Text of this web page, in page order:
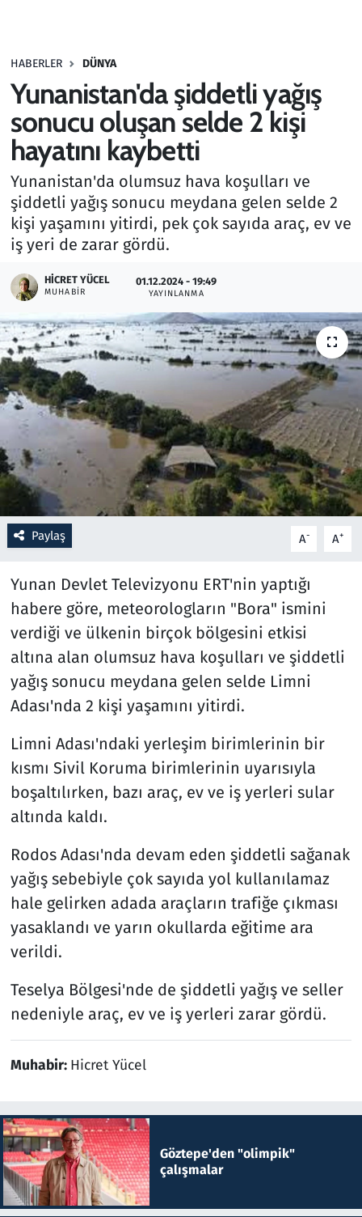
HABERLER DÜNYA
Yunanistan'da şiddetli yağış
sonucu oluşan selde 2 kişi
hayatını kaybetti
Yunanistan'da olumsuz hava koşulları ve
şiddetli yağış sonucu meydana gelen selde 2
kişi yaşamını yitirdi, pek çok sayıda araç, ev ve
iş yeri de zarar gördü.
HICRET YÜCEL
MUHABIR
01.12.2024 - 19:49
YAYINLANMA
Paylaş A- A+
Yunan Devlet Televizyonu ERT'nin yaptığı
habere göre, meteorologların "Bora" ismini
verdiği ve ülkenin birçok bölgesini etkisi
altına alan olumsuz hava koşulları ve şiddetli
yağış sonucu meydana gelen selde Limni
Adası'nda 2 kişi yaşamını yitirdi.
Limni Adası'ndaki yerleşim birimlerinin bir
kısmı Sivil Koruma birimlerinin uyarısıyla
boşaltılırken, bazı araç, ev ve iş yerleri sular
altında kaldı.
Rodos Adası'nda devam eden şiddetli sağanak
yağış sebebiyle çok sayıda yol kullanılamaz
hale gelirken adada araçların trafiğe çıkması
yasaklandı ve yarın okullarda eğitime ara
verildi.
Teselya Bölgesi'nde de şiddetli yağış ve seller
nedeniyle araç, ev ve iş yerleri zarar gördü.
Muhabir: Hicret Yücel
Göztepe'den "olimpik"
çalışmalar
Haber
Kültür Sanat
Kurumsal Haberler
Lezzet Durağı
Memur ve Kamu
Otomobil
Oyun
Ramazan
Resmi İlanlar
Rüya Tabirleri
Sağlık
Savunma Sanayi
Spor
Teknoloji ve Bilim
Televizyon